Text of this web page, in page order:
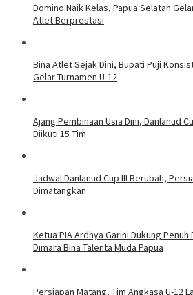
Domino Naik Kelas, Papua Selatan
Atlet Berprestasi
Bina Atlet Sejak Dini, Bupati Puji
Gelar Turnamen U-12
Ajang Pembinaan Usia Dini, Danlanud
Diikuti 15 Tim
Jadwal Danlanud Cup III Berubah,
Dimatangkan
Ketua PIA Ardhya Garini Dukung
Dimara Bina Talenta Muda Papua
Persiapan Matang, Tim Angkasa U-12